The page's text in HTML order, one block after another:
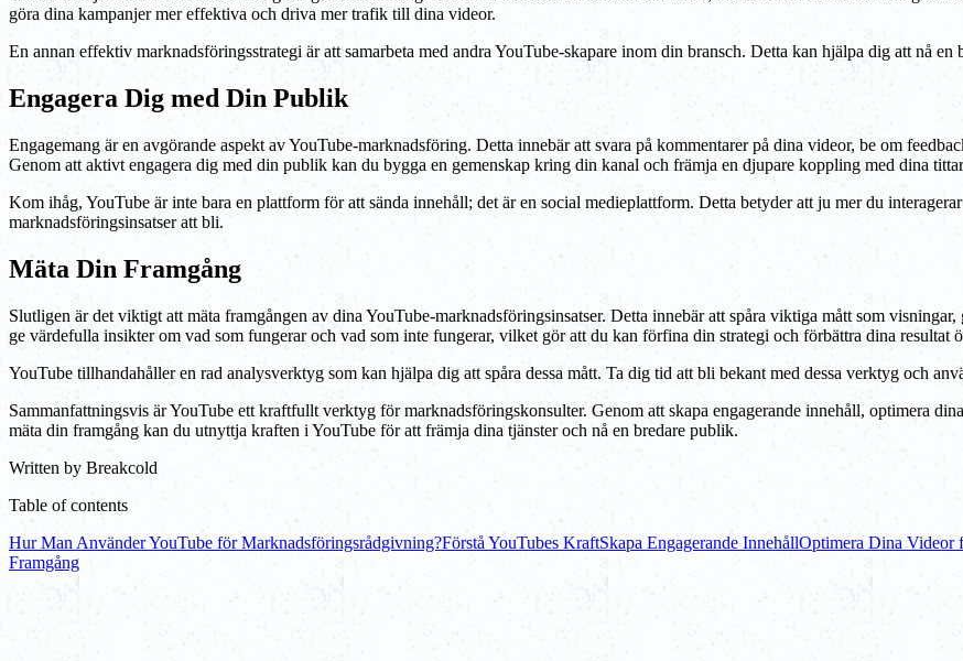
göra dina kampanjer mer effektiva och driva mer trafik till dina videor.
En annan effektiv marknadsföringsstrategi är att samarbeta med andra YouTube-skapare inom din bransch. Detta kan hjälpa dig att nå
Engagera Dig med Din Publik
Engagemang är en avgörande aspekt av YouTube-marknadsföring. Detta innebär att svara på kommentarer på dina videor, be om
Genom att aktivt engagera dig med din publik kan du bygga en gemenskap kring din kanal och främja en djupare koppling med dina
Kom ihåg, YouTube är inte bara en plattform för att sända innehåll; det är en social medieplattform. Detta betyder att ju mer du
marknadsföringsinsatser att bli.
Mäta Din Framgång
Slutligen är det viktigt att mäta framgången av dina YouTube-marknadsföringsinsatser. Detta innebär att spåra viktiga mått som
ge värdefulla insikter om vad som fungerar och vad som inte fungerar, vilket gör att du kan förfina din strategi och förbättra dina resultat
YouTube tillhandahåller en rad analysverktyg som kan hjälpa dig att spåra dessa mått. Ta dig tid att bli bekant med dessa verktyg och
Sammanfattningsvis är YouTube ett kraftfullt verktyg för marknadsföringskonsulter. Genom att skapa engagerande innehåll, optimera
mäta din framgång kan du utnyttja kraften i YouTube för att främja dina tjänster och nå en bredare publik.
Written by Breakcold
Table of contents
Hur Man Använder YouTube för Marknadsföringsrådgivning?Förstå YouTubes KraftSkapa Engagerande InnehållOptimera Dina Videor
Framgång